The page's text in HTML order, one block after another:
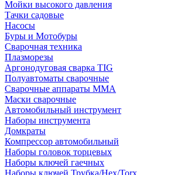
Мойки высокого давления
Тачки садовые
Насосы
Буры и Мотобуры
Сварочная техника
Плазморезы
Аргонодуговая сварка TIG
Полуавтоматы сварочные
Сварочные аппараты ММА
Маски сварочные
Автомобильный инструмент
Наборы инструмента
Домкраты
Компрессор автомобильный
Наборы головок торцевых
Наборы ключей гаечных
Наборы ключей Трубка/Hex/Torx